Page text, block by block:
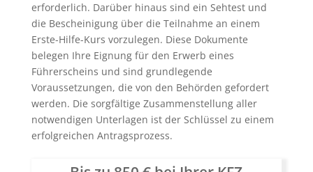
erforderlich. Darüber hinaus sind ein Sehtest und
die Bescheinigung über die Teilnahme an einem
Erste-Hilfe-Kurs vorzulegen. Diese Dokumente
belegen Ihre Eignung für den Erwerb eines
Führerscheins und sind grundlegende
Voraussetzungen, die von den Behörden gefordert
werden. Die sorgfältige Zusammenstellung aller
notwendigen Unterlagen ist der Schlüssel zu einem
erfolgreichen Antragsprozess.